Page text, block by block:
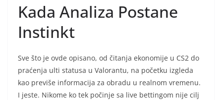
Kada Analiza Postane
Instinkt
Sve što je ovde opisano, od čitanja ekonomije u CS2 do
praćenja ulti statusa u Valorantu, na početku izgleda
kao previše informacija za obradu u realnom vremenu.
I jeste. Nikome ko tek počinje sa live bettingom nije cilj